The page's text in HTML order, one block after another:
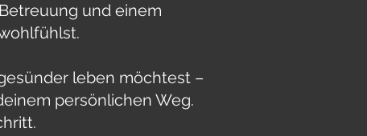
und einem
leben möchtest –
persönlichen Weg.